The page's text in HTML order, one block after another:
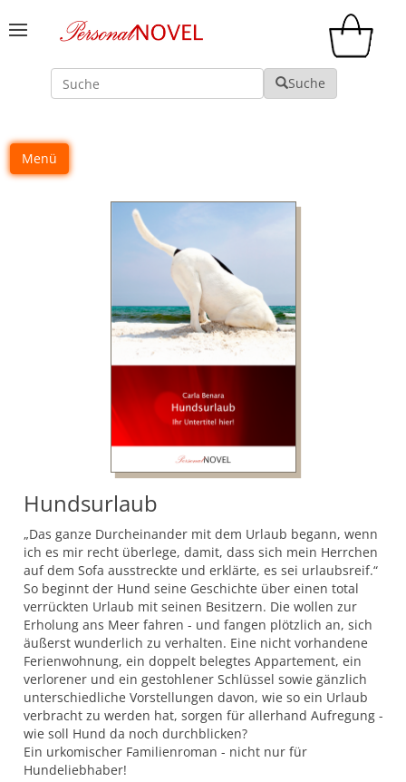
Suche Suche
Menü
Hundsurlaub
„Das ganze Durcheinander mit dem Urlaub begann, wenn
ich es mir recht überlege, damit, dass sich mein Herrchen
auf dem Sofa ausstreckte und erklärte, es sei urlaubsreif.“
So beginnt der Hund seine Geschichte über einen total
verrückten Urlaub mit seinen Besitzern. Die wollen zur
Erholung ans Meer fahren - und fangen plötzlich an, sich
äußerst wunderlich zu verhalten. Eine nicht vorhandene
Ferienwohnung, ein doppelt belegtes Appartement, ein
verlorener und ein gestohlener Schlüssel sowie gänzlich
unterschiedliche Vorstellungen davon, wie so ein Urlaub
verbracht zu werden hat, sorgen für allerhand Aufregung -
wie soll Hund da noch durchblicken?
Ein urkomischer Familienroman - nicht nur für
Hundeliebhaber!